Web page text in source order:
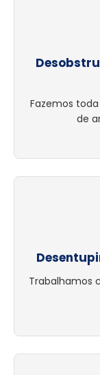
Fazemos
de
Trabalhamos